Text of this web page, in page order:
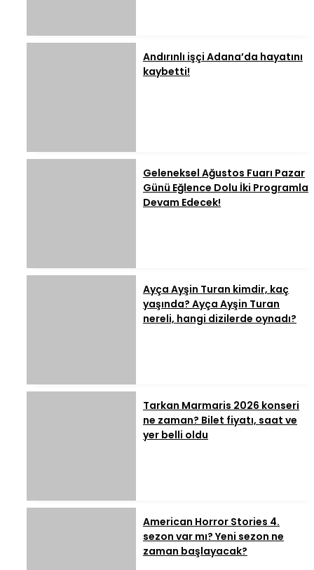
Andırınlı işçi Adana’da hayatını
kaybetti!
Geleneksel Ağustos Fuarı Pazar
Günü Eğlence Dolu İki Programla
Devam Edecek!
Ayça Ayşin Turan kimdir, kaç
yaşında? Ayça Ayşin Turan
nereli, hangi dizilerde oynadı?
Tarkan Marmaris 2026 konseri
ne zaman? Bilet fiyatı, saat ve
yer belli oldu
American Horror Stories 4.
sezon var mı? Yeni sezon ne
zaman başlayacak?